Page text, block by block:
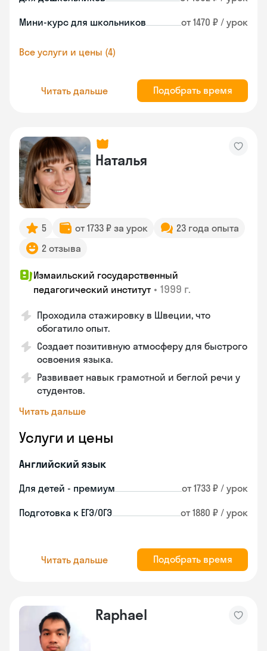
Мини-курс для школьников от 1470 ₽ / урок
Все услуги и цены (4)
Читать дальше Подобрать время
Наталья
5 от 1733 ₽ за урок
23 года опыта
2 отзыва
Измаильский государственный
педагогический институт • 1999 г.
Проходила стажировку в Швеции, что
обогатило опыт.
Создает позитивную атмосферу для быстрого
освоения языка.
Развивает навык грамотной и беглой речи у
студентов.
Читать дальше
Услуги и цены
Английский язык
Для детей - премиум от 1733 ₽ / урок
Подготовка к ЕГЭ/ОГЭ от 1880 ₽ / урок
Читать дальше Подобрать время
Raphael